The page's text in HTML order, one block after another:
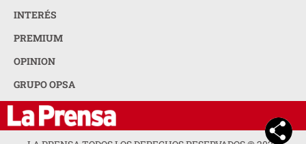
INTERÉS
PREMIUM
OPINION
GRUPO OPSA